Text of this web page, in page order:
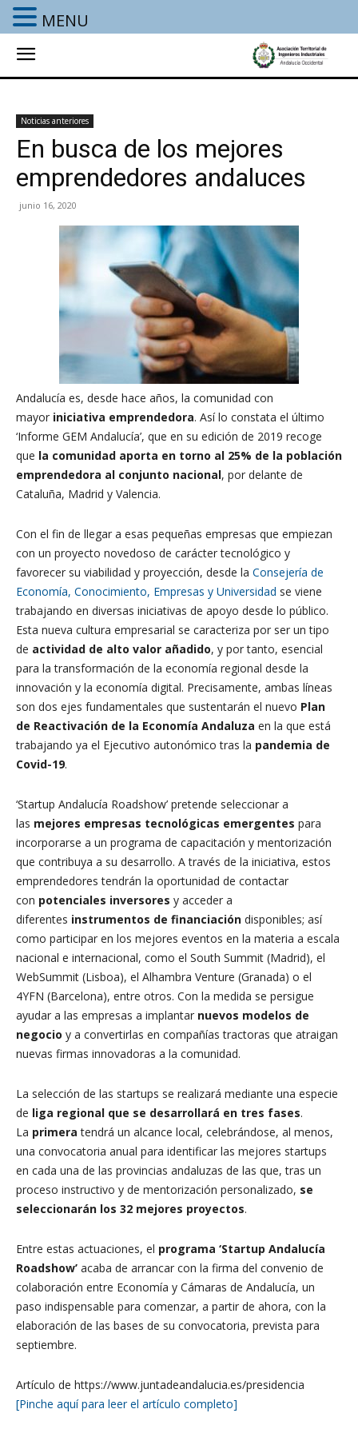
Noticias anteriores
En busca de los mejores
emprendedores andaluces
junio 16, 2020
Andalucía es, desde hace años, la comunidad con
mayor iniciativa emprendedora. Así lo constata el último
‘Informe GEM Andalucía’, que en su edición de 2019 recoge
que la comunidad aporta en torno al 25% de la población
emprendedora al conjunto nacional, por delante de
Cataluña, Madrid y Valencia.
Con el fin de llegar a esas pequeñas empresas que empiezan
con un proyecto novedoso de carácter tecnológico y
favorecer su viabilidad y proyección, desde la Consejería de
Economía, Conocimiento, Empresas y Universidad se viene
trabajando en diversas iniciativas de apoyo desde lo público.
Esta nueva cultura empresarial se caracteriza por ser un tipo
de actividad de alto valor añadido, y por tanto, esencial
para la transformación de la economía regional desde la
innovación y la economía digital. Precisamente, ambas líneas
son dos ejes fundamentales que sustentarán el nuevo Plan
de Reactivación de la Economía Andaluza en la que está
trabajando ya el Ejecutivo autonómico tras la pandemia de
Covid-19.
‘Startup Andalucía Roadshow’ pretende seleccionar a
las mejores empresas tecnológicas emergentes para
incorporarse a un programa de capacitación y mentorización
que contribuya a su desarrollo. A través de la iniciativa, estos
emprendedores tendrán la oportunidad de contactar
con potenciales inversores y acceder a
diferentes instrumentos de financiación disponibles; así
como participar en los mejores eventos en la materia a escala
nacional e internacional, como el South Summit (Madrid), el
WebSummit (Lisboa), el Alhambra Venture (Granada) o el
4YFN (Barcelona), entre otros. Con la medida se persigue
ayudar a las empresas a implantar nuevos modelos de
negocio y a convertirlas en compañías tractoras que atraigan
nuevas firmas innovadoras a la comunidad.
La selección de las startups se realizará mediante una especie
de liga regional que se desarrollará en tres fases.
La primeratendrá un alcance local, celebrándose, al menos,
una convocatoria anual para identificar las mejores startups
en cada una de las provincias andaluzas de las que, tras un
proceso instructivo y de mentorización personalizado, se
seleccionarán los 32 mejores proyectos.
Entre estas actuaciones, el programa ‘Startup Andalucía
Roadshow’ acaba de arrancar con la firma del convenio de
colaboración entre Economía y Cámaras de Andalucía, un
paso indispensable para comenzar, a partir de ahora, con la
elaboración de las bases de su convocatoria, prevista para
septiembre.
Artículo de https://www.juntadeandalucia.es/presidencia
[Pinche aquí para leer el artículo completo]
MENU